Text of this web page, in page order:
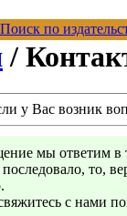
Поиск по
/
у Вас возник
мы ответим в
последовало, то,
с нами